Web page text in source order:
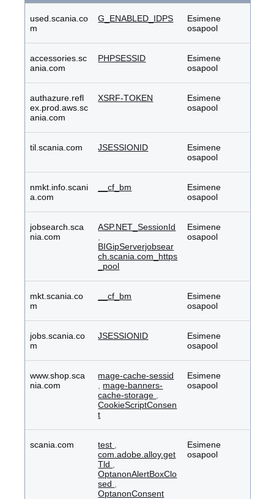
used.scania.co
m
G_ENABLED_IDPS
Esimene
osapool
accessories.sc
ania.com
PHPSESSID
Esimene
osapool
authazure.refl
ex.prod.aws.sc
ania.com
XSRF-TOKEN
Esimene
osapool
til.scania.com JSESSIONID
Esimene
osapool
nmkt.info.scani
a.com
__cf_bm
Esimene
osapool
jobsearch.sca
nia.com
ASP.NET_SessionId
BIGipServerjobsear
ch.scania.com_https
_pool
Esimene
osapool
mkt.scania.co
m
__cf_bm
Esimene
osapool
jobs.scania.co
m
JSESSIONID
Esimene
osapool
www.shop.sca
nia.com
mage-cache-sessid
mage-banners-
cache-storage
CookieScriptConsen
t
Esimene
osapool
scania.com test
com.adobe.alloy.get
Tld
OptanonAlertBoxClo
sed
OptanonConsent
Esimene
osapool